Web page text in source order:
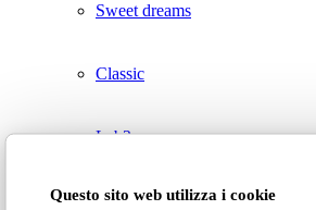
Questo sito web utilizza i cookie
Sweet dreams
Classic
Lab2
Lab1
Dimensions